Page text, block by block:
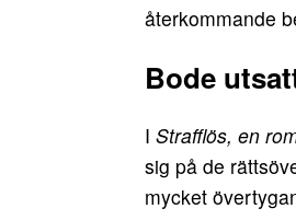
återkommande
Bode
I Strafflös, en
sig på de
mycket